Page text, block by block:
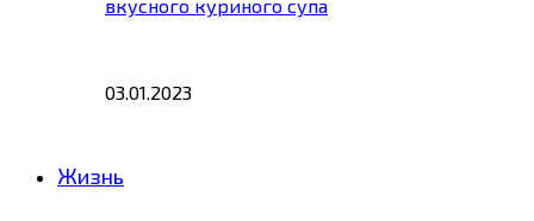
вкусного куриного супа
03.01.2023
Жизнь